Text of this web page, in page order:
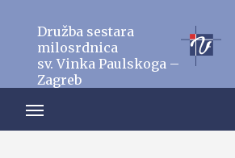
Družba sestara
milosrdnica
sv. Vinka Paulskoga –
Zagreb